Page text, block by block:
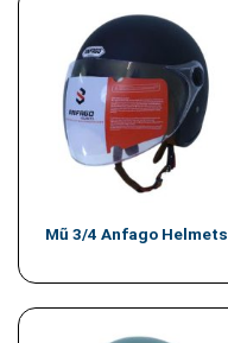
Mũ 3/4 Anfago Helmets